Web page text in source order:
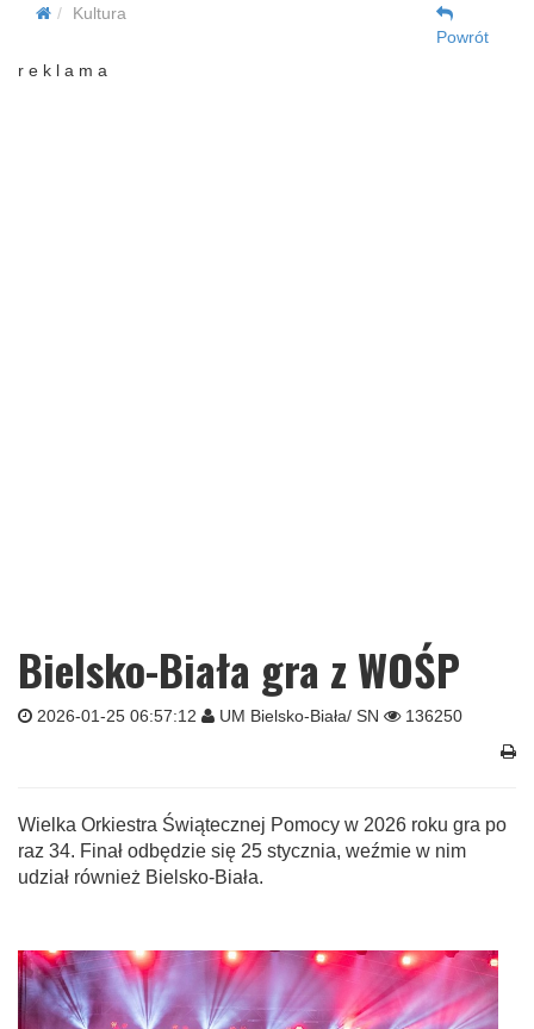
Kultura
Powrót
r e k l a m a
Bielsko-Biała gra z WOŚP
2026-01-25 06:57:12 UM Bielsko-Biała/ SN 136250
Wielka Orkiestra Świątecznej Pomocy w 2026 roku gra po
raz 34. Finał odbędzie się 25 stycznia, weźmie w nim
udział również Bielsko‑Biała.